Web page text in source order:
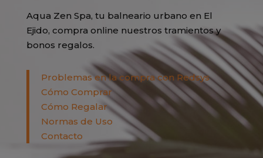
Aqua Zen Spa, tu balneario urbano en El
Ejido, compra online nuestros tramientos y
bonos regalos.
Problemas en la compra con Redsys
Cómo Comprar
Cómo Regalar
Normas de Uso
Contacto